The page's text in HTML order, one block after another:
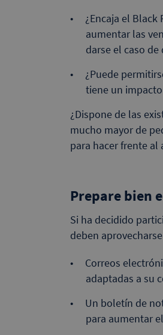
¿Encaja el
aumentar las
darse el caso
¿Puede
tiene un
¿Dispone de las
mucho mayor de
para hacer frente
Prepare bien
Si ha decidido
deben
Correos
adaptadas a su
Un boletín de
para aumentar